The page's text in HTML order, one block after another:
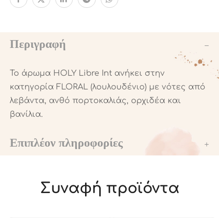
Περιγραφή
Το άρωμα HOLY Libre Int ανήκει στην
κατηγορία FLORAL (λουλουδένιο) με νότες από
λεβάντα, ανθό πορτοκαλιάς, ορχιδέα και
βανίλια.
Επιπλέον πληροφορίες
Συναφή προϊόντα